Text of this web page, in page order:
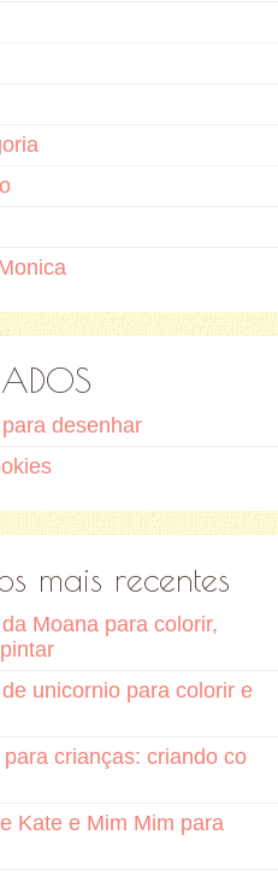
desenhar
mais recentes
Moana para colorir,
unicornio para colorir e
crianças: criando co
Kate e Mim Mim para